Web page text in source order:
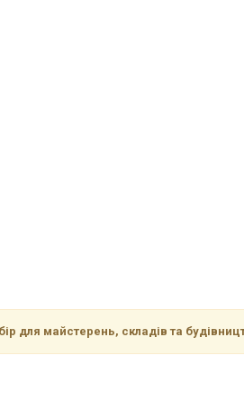
для майстерень, складів та